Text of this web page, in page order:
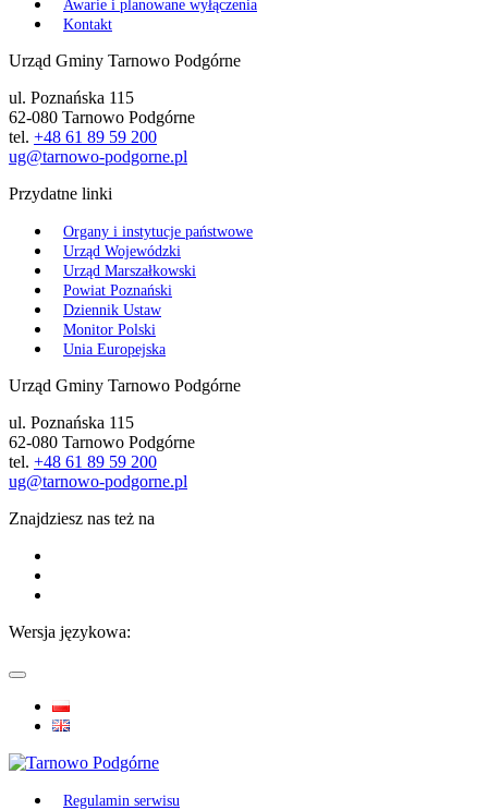
Awarie i planowane wyłączenia
Kontakt
Urząd Gminy Tarnowo Podgórne
ul. Poznańska 115
62-080 Tarnowo Podgórne
tel. +48 61 89 59 200
ug@tarnowo-podgorne.pl
Przydatne linki
Organy i instytucje państwowe
Urząd Wojewódzki
Urząd Marszałkowski
Powiat Poznański
Dziennik Ustaw
Monitor Polski
Unia Europejska
Urząd Gminy Tarnowo Podgórne
ul. Poznańska 115
62-080 Tarnowo Podgórne
tel. +48 61 89 59 200
ug@tarnowo-podgorne.pl
Znajdziesz nas też na
Wersja językowa:
Regulamin serwisu